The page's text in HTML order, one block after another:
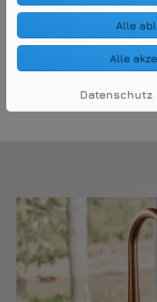
Bild: Hansa Armaturen
Alle
Alle
Datenschutz